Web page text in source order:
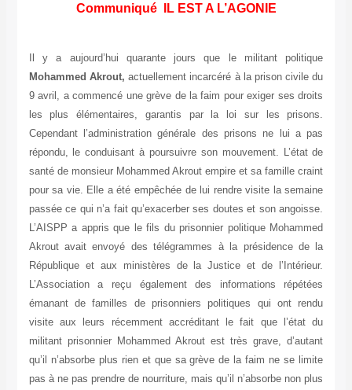
Communiqué IL EST A L’AGONIE
Il y a aujourd’hui quarante jours que le militant politique
Mohammed Akrout, actuellement incarcéré à la prison civile du
9 avril, a commencé une grève de la faim pour exiger ses droits
les plus élémentaires, garantis par la loi sur les prisons.
Cependant l’administration générale des prisons ne lui a pas
répondu, le conduisant à poursuivre son mouvement. L’état de
santé de monsieur Mohammed Akrout empire et sa famille craint
pour sa vie. Elle a été empêchée de lui rendre visite la semaine
passée ce qui n’a fait qu’exacerber ses doutes et son angoisse.
L’AISPP a appris que le fils du prisonnier politique Mohammed
Akrout avait envoyé des télégrammes à la présidence de la
République et aux ministères de la Justice et de l’Intérieur.
L’Association a reçu également des informations répétées
émanant de familles de prisonniers politiques qui ont rendu
visite aux leurs récemment accréditant le fait que l’état du
militant prisonnier Mohammed Akrout est très grave, d’autant
qu’il n’absorbe plus rien et que sa grève de la faim ne se limite
pas à ne pas prendre de nourriture, mais qu’il n’absorbe non plus